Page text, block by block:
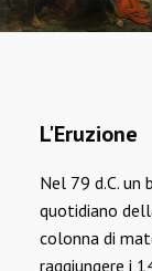
L'Eruzione
Nel 79 d.C.
quotidiano
colonna di
raggiungere i